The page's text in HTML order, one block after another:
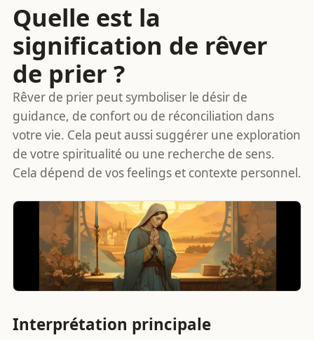
Quelle est la
signification de rêver
de prier ?
Rêver de prier peut symboliser le désir de
guidance, de confort ou de réconciliation dans
votre vie. Cela peut aussi suggérer une exploration
de votre spiritualité ou une recherche de sens.
Cela dépend de vos feelings et contexte personnel.
Interprétation principale